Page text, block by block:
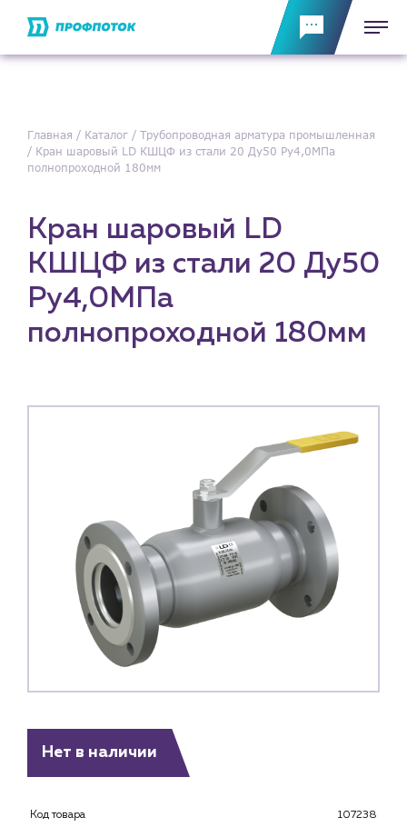
Главная Каталог
Трубопроводная арматура промышленная
Кран шаровый LD КШЦФ из стали 20 Ду50 Ру4,0МПа
полнопроходной 180мм
Кран шаровый LD
КШЦФ из стали 20 Ду50
Ру4,0МПа
полнопроходной 180мм
Нет в наличии
Код товара
107238